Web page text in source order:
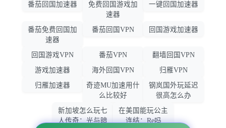
番茄回国加速器
免费回国游戏加
速器
一键回国加速器
番茄免费回国加
速器
番茄回国VPN 回国游戏加速器
回国游戏VPN 番茄VPN
翻墙回国VPN
游戏加速器
海外回国VPN
归雁VPN
归雁加速器
奇迹MU加速用什
么比较好
钢岚国外玩延迟
很高怎么办
新加坡怎么玩七
人传奇：光与暗
在美国能玩公主
连结：Re吗